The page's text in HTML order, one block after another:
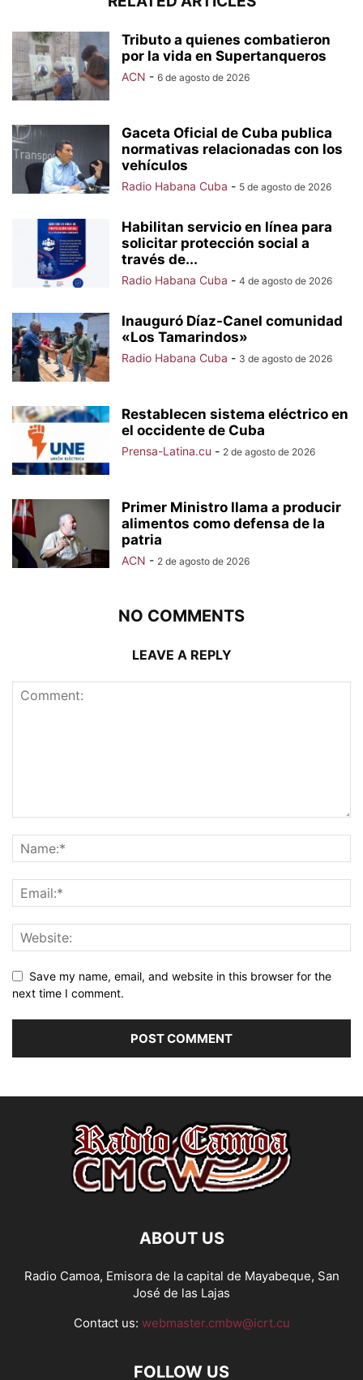
Tributo a quienes combatieron
por la vida en Supertanqueros
ACN - 6 de agosto de 2026
Gaceta Oficial de Cuba publica
normativas relacionadas con los
vehículos
Radio Habana Cuba - 5 de agosto de 2026
Habilitan servicio en línea para
solicitar protección social a
través de...
Radio Habana Cuba - 4 de agosto de 2026
Inauguró Díaz-Canel comunidad
«Los Tamarindos»
Radio Habana Cuba - 3 de agosto de 2026
Restablecen sistema eléctrico en
el occidente de Cuba
Prensa-Latina.cu - 2 de agosto de 2026
Primer Ministro llama a producir
alimentos como defensa de la
patria
ACN - 2 de agosto de 2026
NO COMMENTS
LEAVE A REPLY
Save my name, email, and website in this browser for the
next time I comment.
ABOUT US
Radio Camoa, Emisora de la capital de Mayabeque, San
José de las Lajas
Contact us: webmaster.cmbw@icrt.cu
FOLLOW US